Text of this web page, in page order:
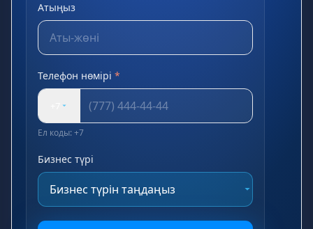
Атыңыз
Телефон нөмірі *
Ел коды: +7
Бизнес түрі